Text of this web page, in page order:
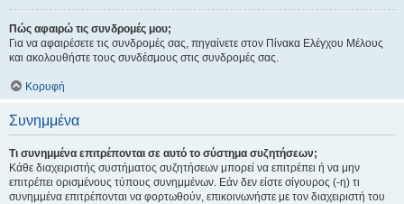
Πώς αφαιρώ τις συνδρομές μου;
Για να αφαιρέσετε τις συνδρομές σας, πηγαίνετε στον Πίνακα Ελέγχου Μέλους
και ακολουθήστε τους συνδέσμους στις συνδρομές σας.
Κορυφή
Συνημμένα
Τι συνημμένα επιτρέπονται σε αυτό το σύστημα συζητήσεων;
Κάθε διαχειριστής συστήματος συζητήσεων μπορεί να επιτρέπει ή να μην
επιτρέπει ορισμένους τύπους συνημμένων. Εάν δεν είστε σίγουρος (-η) τι
συνημμένα επιτρέπονται να φορτωθούν, επικοινωνήστε με τον διαχειριστή του